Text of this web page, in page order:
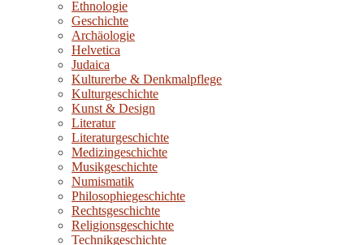
Ethnologie
Geschichte
Archäologie
Helvetica
Judaica
Kulturerbe & Denkmalpflege
Kulturgeschichte
Kunst & Design
Literatur
Literaturgeschichte
Medizingeschichte
Musikgeschichte
Numismatik
Philosophiegeschichte
Rechtsgeschichte
Religionsgeschichte
Technikgeschichte